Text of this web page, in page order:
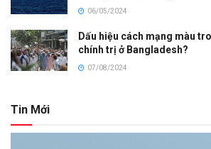
06/05/2024
Dấu hiệu cách mạng màu
chính trị ở Bangladesh?
07/08/2024
Tin Mới